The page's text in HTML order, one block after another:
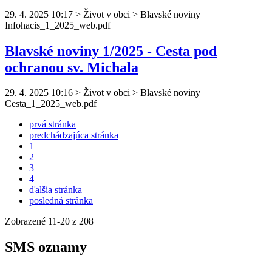
29. 4. 2025 10:17 > Život v obci > Blavské noviny
Infohacis_1_2025_web.pdf
Blavské noviny 1/2025 - Cesta pod
ochranou sv. Michala
29. 4. 2025 10:16 > Život v obci > Blavské noviny
Cesta_1_2025_web.pdf
prvá stránka
predchádzajúca stránka
1
2
3
4
ďalšia stránka
posledná stránka
Zobrazené 11-20 z 208
SMS oznamy